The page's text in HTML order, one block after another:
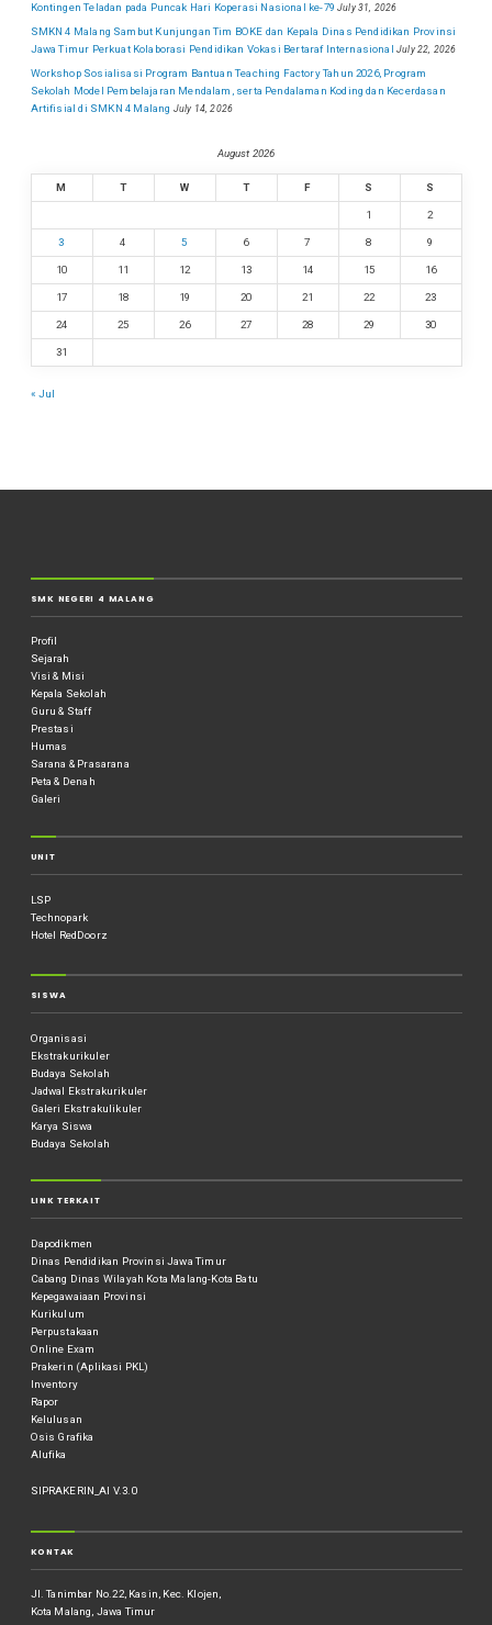
Kontingen Teladan pada Puncak Hari Koperasi Nasional ke-79 July 31, 2026
SMKN 4 Malang Sambut Kunjungan Tim BOKE dan Kepala Dinas Pendidikan Provinsi
Jawa Timur Perkuat Kolaborasi Pendidikan Vokasi Bertaraf Internasional July 22, 2026
Workshop Sosialisasi Program Bantuan Teaching Factory Tahun 2026, Program
Sekolah Model Pembelajaran Mendalam, serta Pendalaman Koding dan Kecerdasan
Artifisial di SMKN 4 Malang July 14, 2026
August 2026
M T W T F S S
1 2
3 4 5 6 7 8 9
10 11 12 13 14 15 16
17 18 19 20 21 22 23
24 25 26 27 28 29 30
31
« Jul
SMK NEGERI 4 MALANG
Profil
Sejarah
Visi & Misi
Kepala Sekolah
Guru & Staff
Prestasi
Humas
Sarana & Prasarana
Peta & Denah
Galeri
UNIT
LSP
Technopark
Hotel RedDoorz
SISWA
Organisasi
Ekstrakurikuler
Budaya Sekolah
Jadwal Ekstrakurikuler
Galeri Ekstrakulikuler
Karya Siswa
Budaya Sekolah
LINK TERKAIT
Dapodikmen
Dinas Pendidikan Provinsi Jawa Timur
Cabang Dinas Wilayah Kota Malang-Kota Batu
Kepegawaiaan Provinsi
Kurikulum
Perpustakaan
Online Exam
Prakerin (Aplikasi PKL)
Inventory
Rapor
Kelulusan
Osis Grafika
Alufika
SIPRAKERIN_AI V.3.0
KONTAK
Jl. Tanimbar No.22, Kasin, Kec. Klojen,
Kota Malang, Jawa Timur